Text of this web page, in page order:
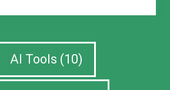
AI Tools (10)